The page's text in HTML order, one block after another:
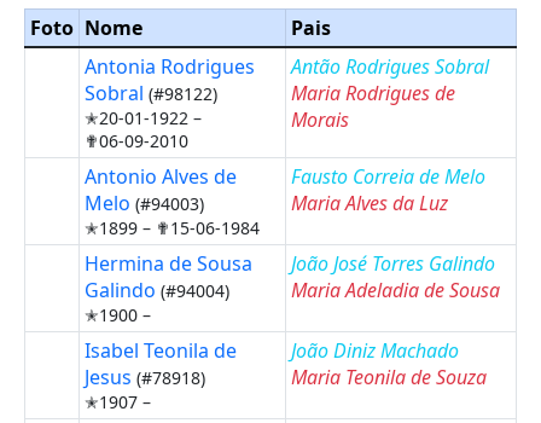
Foto Nome
Pais
Antonia Rodrigues
Sobral (#98122)
✭20-01-1922 –
✟06-09-2010
Antão Rodrigues Sobral
Maria Rodrigues de
Morais
Antonio Alves de
Melo (#94003)
✭1899 – ✟15-06-1984
Fausto Correia de Melo
Maria Alves da Luz
Hermina de Sousa
Galindo (#94004)
✭1900 –
João José Torres Galindo
Maria Adeladia de Sousa
Isabel Teonila de
Jesus (#78918)
✭1907 –
João Diniz Machado
Maria Teonila de Souza